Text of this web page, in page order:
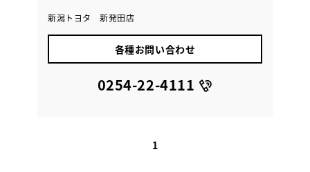
新潟トヨタ 新発田店
各種お問い合わせ
0254-22-4111
1